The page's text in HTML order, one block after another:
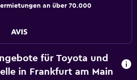
an über 70.000
für Toyota und
in Frankfurt am Main